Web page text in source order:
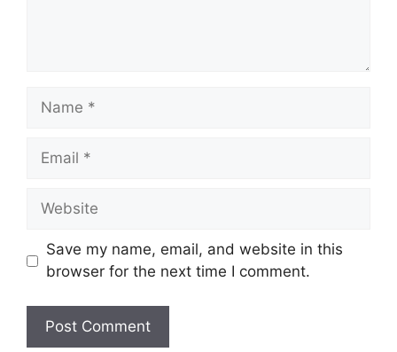
Name
Email
Website
Save my name, email, and website in this
browser for the next time I comment.